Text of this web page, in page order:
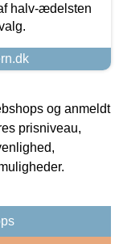
halv-ædelsten
og anmeldt
prisniveau,